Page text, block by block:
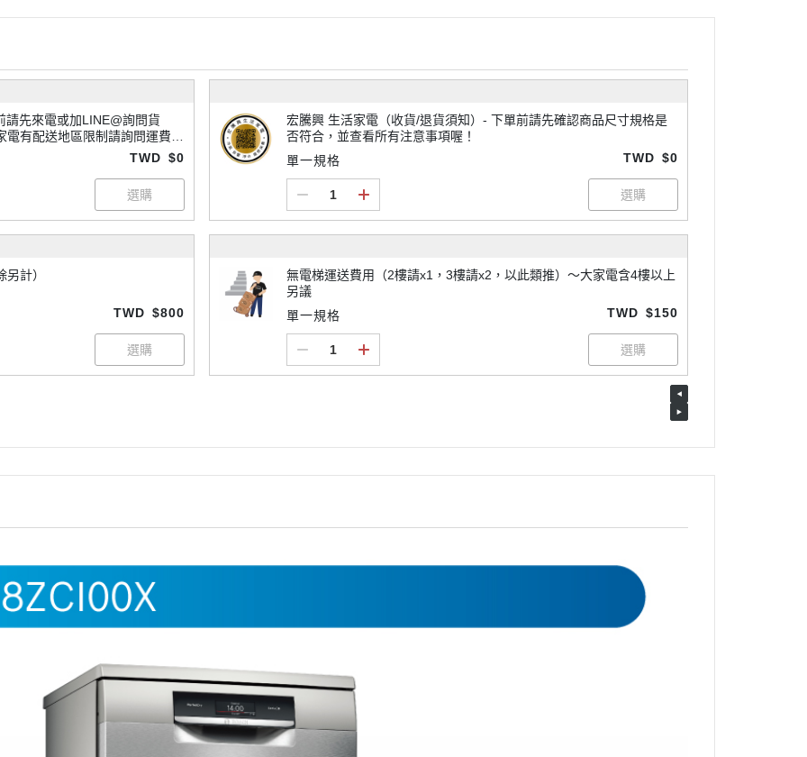
有配送地區限制請詢問運費，
TWD $0
宏騰興 生活家電（收貨/退貨須知）- 下單前請先確認商品尺寸規格是
否符合，並查看所有注意事項喔！
單一規格
TWD $0
計）
TWD $800
無電梯運送費用（2樓請x1，3樓請x2，以此類推）～大家電含4樓以上
另議
單一規格
TWD $150